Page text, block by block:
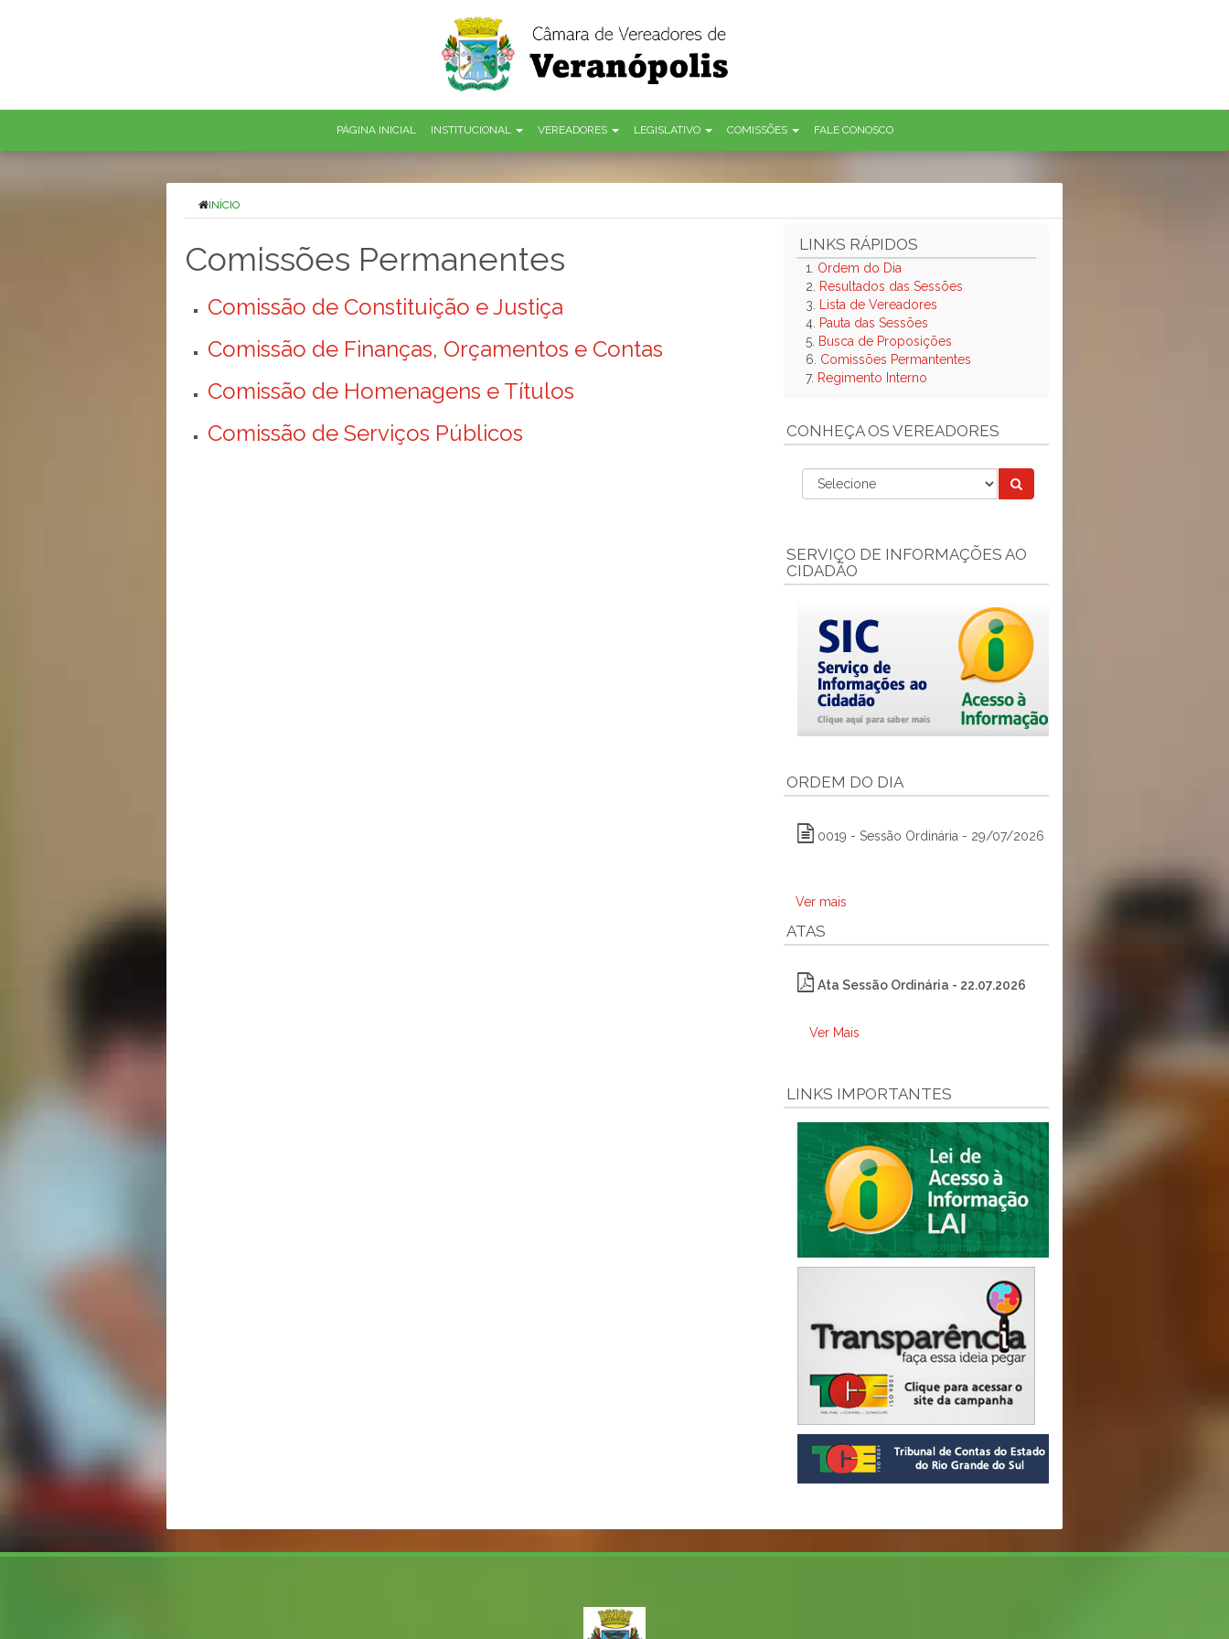
PÁGINA INICIAL INSTITUCIONAL VEREADORES LEGISLATIVO COMISSÕES FALE CONOSCO
INÍCIO
Comissões Permanentes
Comissão de Constituição e Justiça
Comissão de Finanças, Orçamentos e Contas
Comissão de Homenagens e Títulos
Comissão de Serviços Públicos
LINKS RÁPIDOS
1. Ordem do Dia
2.
Resultados das Sessões
3.
Lista de Vereadores
4. Pauta das Sessões
5. Busca de Proposições
6. Comissões Permantentes
7. Regimento Interno
CONHEÇA OS VEREADORES
SERVIÇO DE INFORMAÇÕES AO
CIDADÃO
ORDEM DO DIA
0019 - Sessão Ordinária - 29/07/2026
Ver mais
ATAS
Ata Sessão Ordinária - 22.07.2026
Ver Mais
LINKS IMPORTANTES